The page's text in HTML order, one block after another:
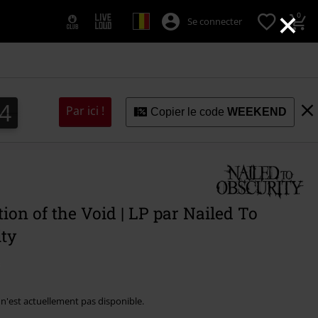
×
Se connecter 0
2
3
2
4
3 Par ici ! Copier le codeWEEKEND
of the Void | LP par Nailed To
actuellement pas disponible.